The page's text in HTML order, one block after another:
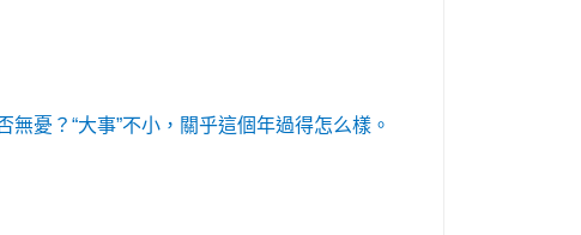
無憂？“大事”不小，關乎這個年過得怎么樣。